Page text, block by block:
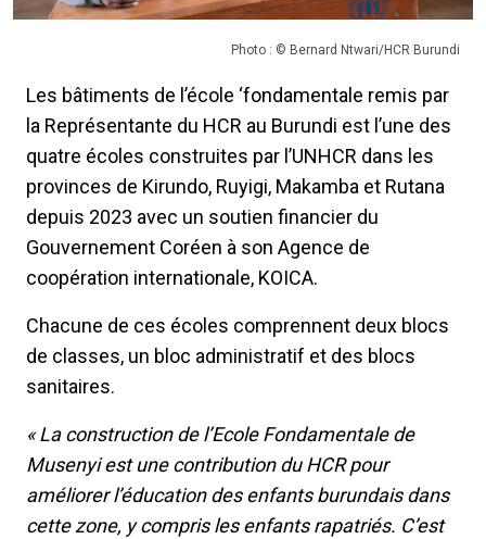
Photo : © Bernard Ntwari/HCR Burundi
Les bâtiments de l’école ‘fondamentale remis par
la Représentante du HCR au Burundi est l’une des
quatre écoles construites par l’UNHCR dans les
provinces de Kirundo, Ruyigi, Makamba et Rutana
depuis 2023 avec un soutien financier du
Gouvernement Coréen à son Agence de
coopération internationale, KOICA.
Chacune de ces écoles comprennent deux blocs
de classes, un bloc administratif et des blocs
sanitaires.
« La construction de l’Ecole Fondamentale de
Musenyi est une contribution du HCR pour
améliorer l’éducation des enfants burundais dans
cette zone, y compris les enfants rapatriés. C’est